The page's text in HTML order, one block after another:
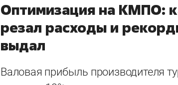
Оптимизация на КМПО:
резал расходы и
выдал
Валовая прибыль производителя